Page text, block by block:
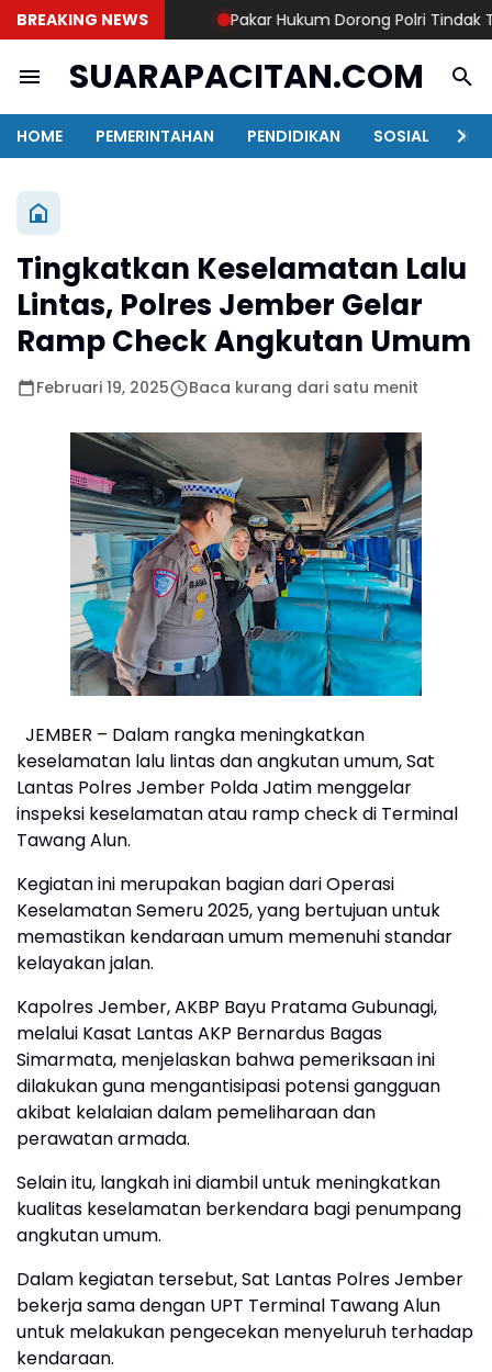
BREAKING NEWS Pakar Hukum Dorong Polri Tindak
SUARAPACITAN.COM
HOME PEMERINTAHAN PENDIDIKAN SOSIAL
Tingkatkan Keselamatan Lalu
Lintas, Polres Jember Gelar
Ramp Check Angkutan Umum
Februari 19, 2025 Baca kurang dari satu menit
JEMBER – Dalam rangka meningkatkan
keselamatan lalu lintas dan angkutan umum, Sat
Lantas Polres Jember Polda Jatim menggelar
inspeksi keselamatan atau ramp check di Terminal
Tawang Alun.
Kegiatan ini merupakan bagian dari Operasi
Keselamatan Semeru 2025, yang bertujuan untuk
memastikan kendaraan umum memenuhi standar
kelayakan jalan.
Kapolres Jember, AKBP Bayu Pratama Gubunagi,
melalui Kasat Lantas AKP Bernardus Bagas
Simarmata, menjelaskan bahwa pemeriksaan ini
dilakukan guna mengantisipasi potensi gangguan
akibat kelalaian dalam pemeliharaan dan
perawatan armada.
Selain itu, langkah ini diambil untuk meningkatkan
kualitas keselamatan berkendara bagi penumpang
angkutan umum.
Dalam kegiatan tersebut, Sat Lantas Polres Jember
bekerja sama dengan UPT Terminal Tawang Alun
untuk melakukan pengecekan menyeluruh terhadap
kendaraan.